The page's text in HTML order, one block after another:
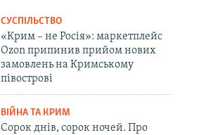
СУСПІЛЬСТВО
«Крим – не Росія»: маркетплейс
Ozon припинив прийом нових
замовлень на Кримському
півострові
ВІЙНА ТА КРИМ
Сорок днів, сорок ночей. Про